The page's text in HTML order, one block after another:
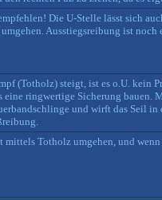
Die U-Stelle lässt sich
Ausstiegsreibung ist
(Totholz) steigt, ist es o.U.
ringwertige Sicherung bauen.
und wirft das Seil
Totholz umgehen, und